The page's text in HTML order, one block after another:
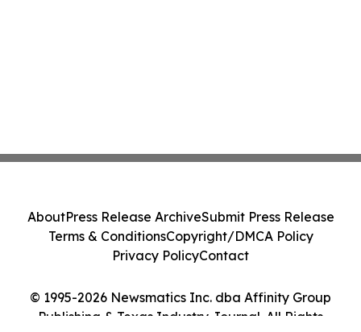
© 1995-2026 Newsmatics Inc. dba Affinity Group
Publishing & Texas Industry Journal. All Rights
AboutPress Release ArchiveSubmit Press Release
Terms & ConditionsCopyright/DMCA Policy
Privacy PolicyContact